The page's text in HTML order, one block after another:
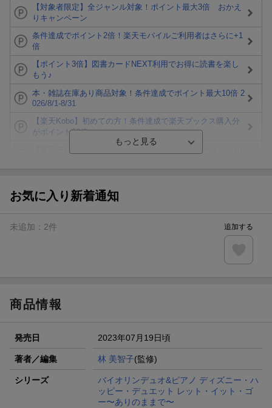
【対象者限定】全ジャンル対象！ポイント最大3倍 おかえ
りキャンペーン
条件達成でポイント2倍！楽天モバイルご利用者はさらに+1
倍
【ポイント3倍】図書カードNEXT利用でお得に読書を楽し
もう♪
本・雑誌在庫あり商品対象！条件達成でポイント最大10倍 2
026/8/1-8/31
【楽天Kobo】初めての方！条件達成で楽天ブックス購入分
がポイント20倍
ト山分け
エントリー＆3,000円以上購入で無料データSIM（3GB/月プ
楽天モバイル紹介キャンペーンの拡散で300円OFFクーポン
お気に入り新着通知
未追加： 2件 追加する
商品情報
発売日 2023年07月19日頃
著者／編集 林 美智子(監修)
シリーズ
バイオリンデュオ&ピアノ ディズニー・ハ
ッピー・デュエット レット・イット・ゴ
ー〜ありのままで〜